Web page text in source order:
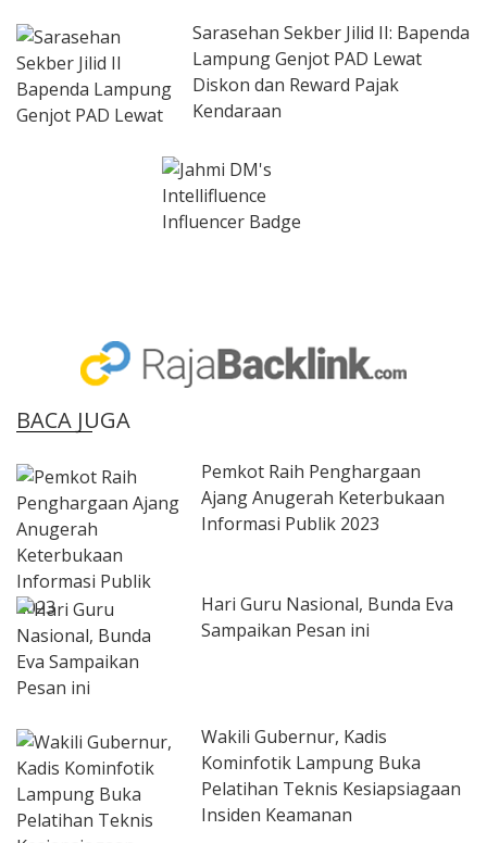
Sarasehan Sekber Jilid II: Bapenda
Lampung Genjot PAD Lewat
Diskon dan Reward Pajak
Kendaraan
BACA JUGA
Pemkot Raih Penghargaan
Ajang Anugerah Keterbukaan
Informasi Publik 2023
Hari Guru Nasional, Bunda Eva
Sampaikan Pesan ini
Wakili Gubernur, Kadis
Kominfotik Lampung Buka
Pelatihan Teknis Kesiapsiagaan
Insiden Keamanan